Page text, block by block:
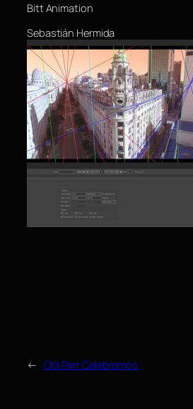
Bitt Animation
Sebastián Hermida
← Old Parr Celebremos